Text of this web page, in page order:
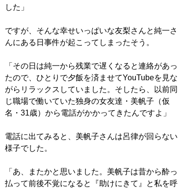
した」
ですが、そんな幸せいっぱいな友梨さんと純一さ
んにある日事件が起こってしまったそう。
「その日は純一から残業で遅くなると連絡があっ
たので、ひとりで夕飯を済ませてYouTubeを見な
がらリラックスしていました。そしたら、以前同
じ職場で働いていた独身の女友達・美帆子（仮
名・31歳）から電話がかかってきたんですよ」
電話に出てみると、美帆子さんは呂律が回らない
様子でした。
「あ、またかと思いました。美帆子は昔から酔っ
払って前後不覚になると『助けにきて』と私を呼